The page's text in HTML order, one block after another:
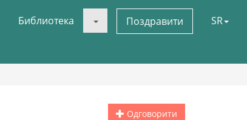
Библиотека Поздравити SR
Одговорити